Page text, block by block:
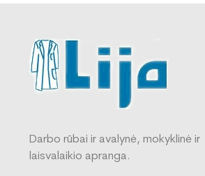
Darbo rūbai ir avalynė, mokyklinė ir
laisvalaikio apranga.